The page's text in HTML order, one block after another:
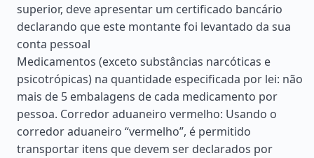
superior, deve apresentar um certificado bancário
declarando que este montante foi levantado da sua
conta pessoal
Medicamentos (exceto substâncias narcóticas e
psicotrópicas) na quantidade especificada por lei: não
mais de 5 embalagens de cada medicamento por
pessoa. Corredor aduaneiro vermelho: Usando o
corredor aduaneiro “vermelho”, é permitido
transportar itens que devem ser declarados por